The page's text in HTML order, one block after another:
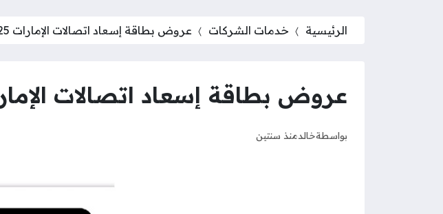
الرئيسية خدمات الشركات عروض بطاقة إسعاد اتصالات الإمارات 2025
عروض بطاقة إسعاد اتصالات الإمارات
بواسطةخالدمنذ سنتين